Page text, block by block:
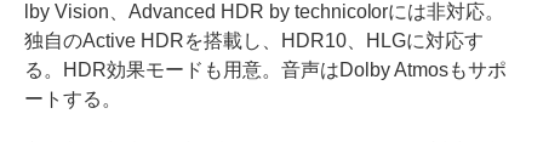
lby Vision、Advanced HDR by technicolorには非対応。
独自のActive HDRを搭載し、HDR10、HLGに対応す
る。HDR効果モードも用意。音声はDolby Atmosもサポ
ートする。